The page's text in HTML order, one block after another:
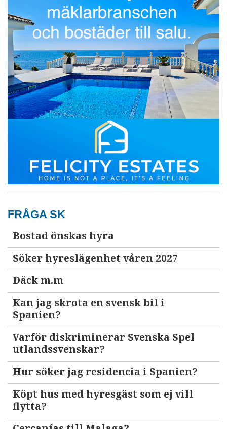
FRÅGA SK
Bostad önskas hyra
Söker hyreslägenhet våren 2027
Däck m.m
Kan jag skrota en svensk bil i
Spanien?
Varför diskriminerar Svenska Spel
utlandssvenskar?
Hur söker jag residencia i Spanien?
Köpt hus med hyresgäst som ej vill
flytta?